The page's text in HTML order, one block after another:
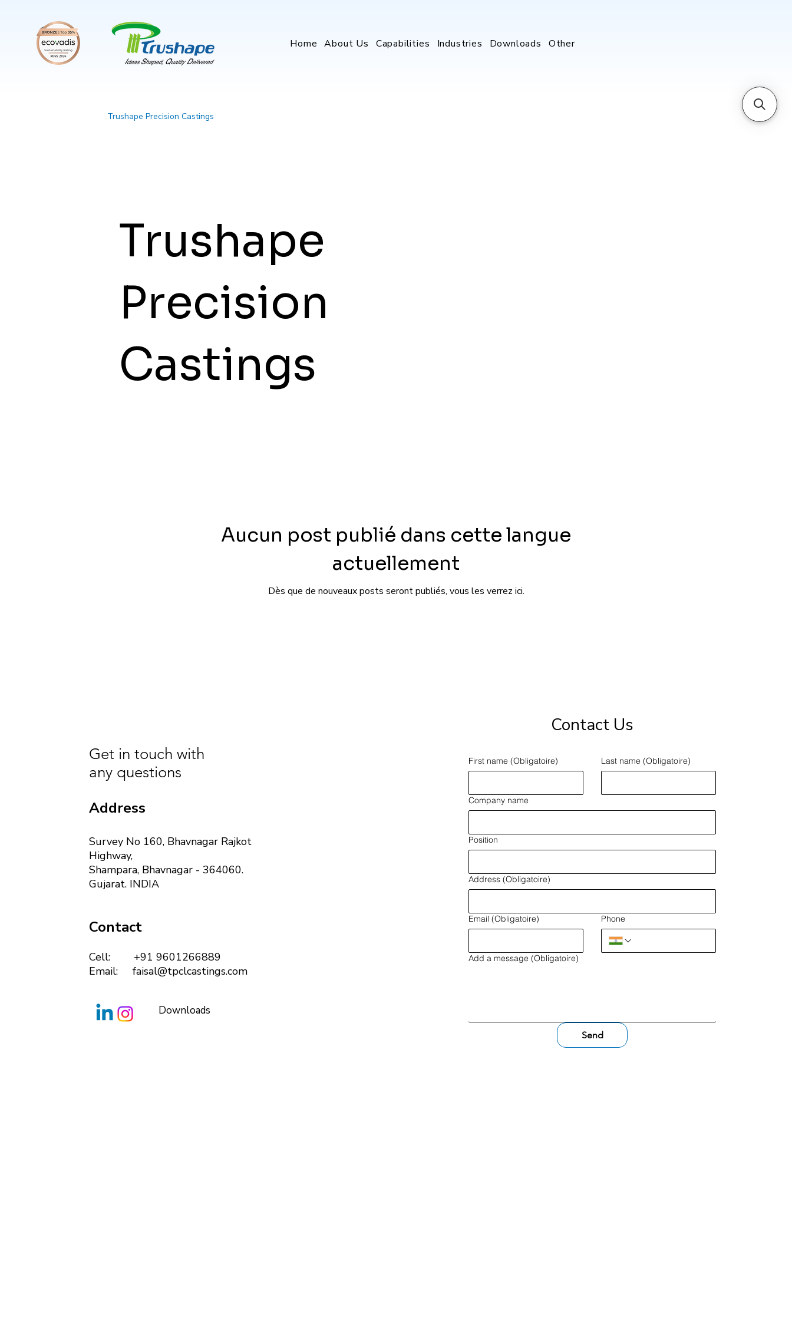
Home About Us Capabilities Industries Downloads Other
Trushape Precision Castings
Trushape
Precision
Castings
Aucun post publié dans cette langue
actuellement
Dès que de nouveaux posts seront publiés, vous les verrez ici.
Get in touch with
any questions
Address
Survey No 160, Bhavnagar Rajkot
Highway,
Shampara, Bhavnagar - 364060.
Gujarat. INDIA
Contact
Cell: +91 9601266889
Email: faisal@tpclcastings.com
Downloads
Contact Us
First name (Obligatoire) Last name (Obligatoire)
Company name
Position
Address (Obligatoire)
Email (Obligatoire) Phone
Add a message (Obligatoire)
Send